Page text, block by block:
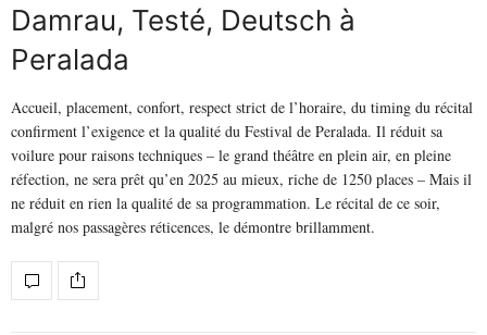
Damrau, Testé, Deutsch à
Peralada
Accueil, placement, confort, respect strict de l’horaire, du timing du récital
confirment l’exigence et la qualité du Festival de Peralada. Il réduit sa
voilure pour raisons techniques – le grand théâtre en plein air, en pleine
réfection, ne sera prêt qu’en 2025 au mieux, riche de 1250 places – Mais il
ne réduit en rien la qualité de sa programmation. Le récital de ce soir,
malgré nos passagères réticences, le démontre brillamment.